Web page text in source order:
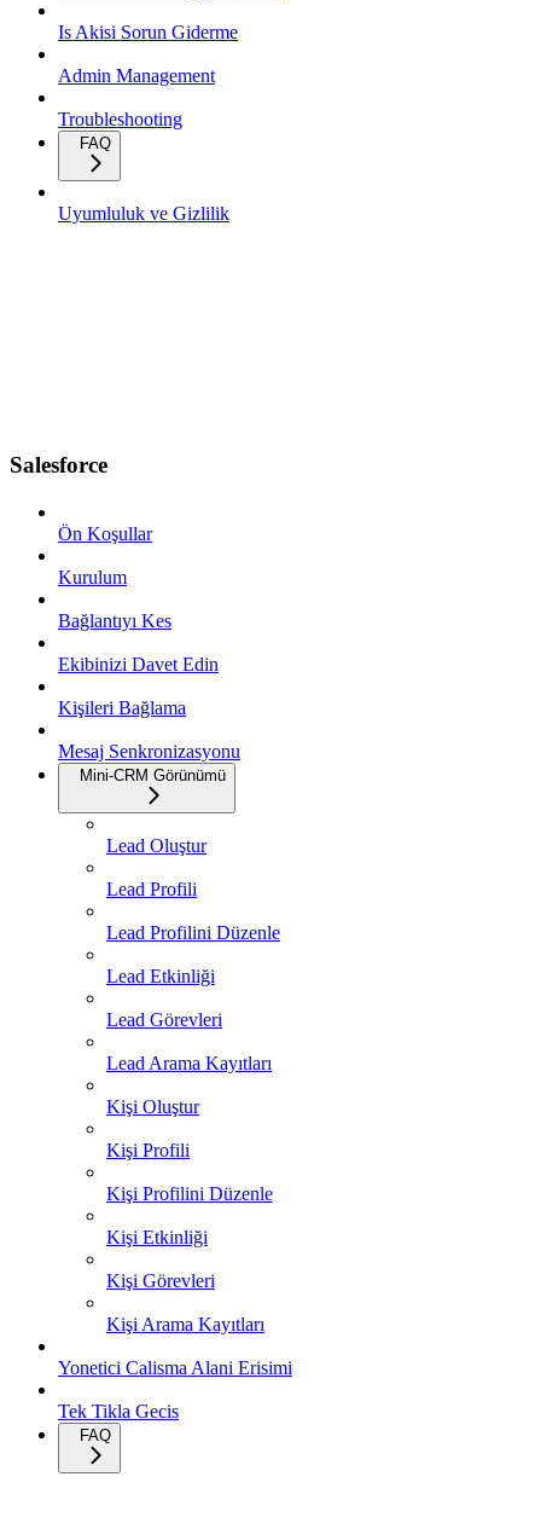
Is Akisi Sorun Giderme
Admin Management
Troubleshooting
FAQ
Uyumluluk ve Gizlilik
Salesforce
Ön Koşullar
Kurulum
Bağlantıyı Kes
Ekibinizi Davet Edin
Kişileri Bağlama
Mesaj Senkronizasyonu
Mini-CRM Görünümü
Lead Oluştur
Lead Profili
Lead Profilini Düzenle
Lead Etkinliği
Lead Görevleri
Lead Arama Kayıtları
Kişi Oluştur
Kişi Profili
Kişi Profilini Düzenle
Kişi Etkinliği
Kişi Görevleri
Kişi Arama Kayıtları
Yonetici Calisma Alani Erisimi
Tek Tikla Gecis
FAQ